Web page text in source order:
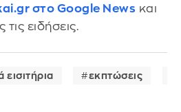
στο Google News και
ειδήσεις.
εισιτήρια εκπτώσεις